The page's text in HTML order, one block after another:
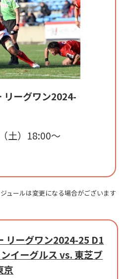
リーグワン2024-
土）18:00〜
ュールは変更になる場合がございます
リーグワン2024-25 D1
イーグルス vs. 東芝ブ
京